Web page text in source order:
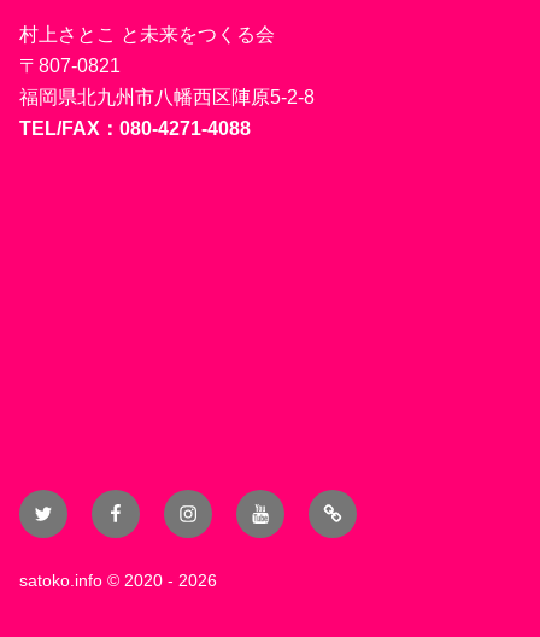
村上さとこ と未来をつくる会
〒807-0821
福岡県北九州市八幡西区陣原5-2-8
TEL/FAX：080-4271-4088
Twitter FacebookInstagramYouTubeBlog
satoko.info © 2020 - 2026